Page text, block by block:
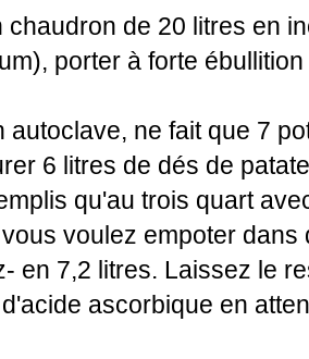
chaudron de 20 litres en
porter à forte
autoclave, ne fait que 7
6 litres de dés de
qu'au trois quart
voulez empoter dans
en 7,2 litres. Laissez le
ascorbique en